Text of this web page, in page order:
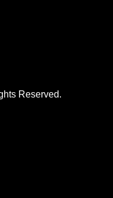
Reserved.